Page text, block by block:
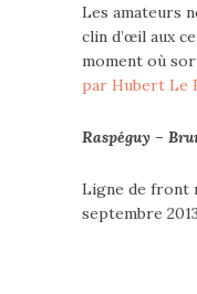
Les amateurs
clin d’œil aux
moment où
par Hubert Le
Raspéguy –
Ligne de front
septembre 2013